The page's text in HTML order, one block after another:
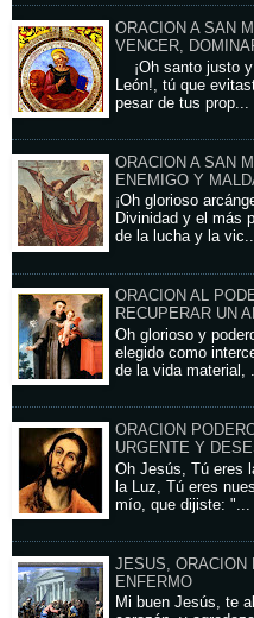
ORACION A SAN
VENCER,
¡Oh santo justo y
León!, tú que
pesar de tus prop...
ORACION A SAN
ENEMIGO Y
¡Oh glorioso
Divinidad y el más
de la lucha y la
ORACION AL
RECUPERAR UN
Oh glorioso y
elegido como
de la vida material,
ORACION
URGENTE Y
Oh Jesús, Tú eres
la Luz, Tú eres
mío, que dijiste: "...
JESUS, ORACION
ENFERMO
Mi buen Jesús, te